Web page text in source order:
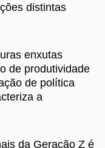
distintas
enxutas
de produtividade
de política
a
da Geração Z é